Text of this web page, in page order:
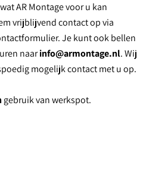
AR Montage voor u kan
vrijblijvend contact op via
Je kunt ook bellen
naarinfo@armontage.nl. Wij
mogelijk contact met u op.
gebruik van werkspot.